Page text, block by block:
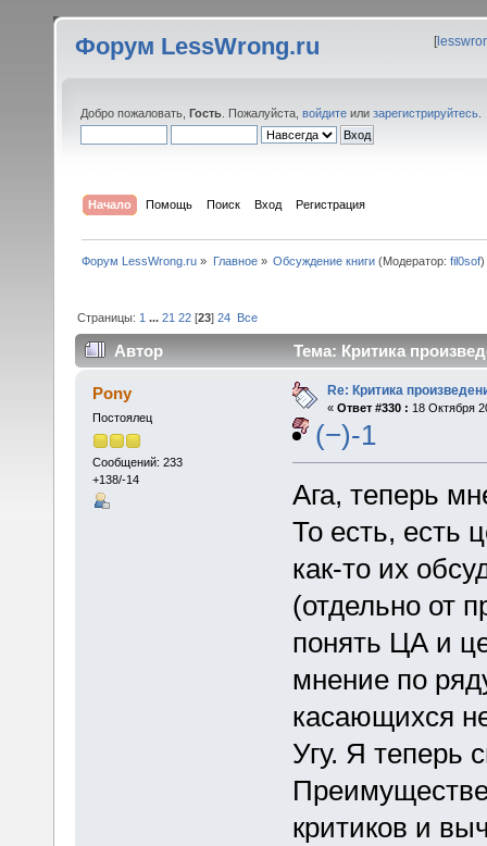
Форум LessWrong.ru [
Добро пожаловать, Гость . Пожалуйста, войдите или зарегистрируйтесь
Начало Помощь Поиск Вход Регистрация
Форум LessWrong.ru » Главное» Обсуждение книги(Модератор: fil0sof)
Страницы: 1 ...21 22 [23]24 Все
Автор Тема: Критика
Pony
Постоялец
Сообщений: 233
+138/-14
Re: Критика
« Ответ #330 : 18 Октября
(−)-1
Ага, теперь
То есть, есть
как-то их
(отдельно от
понять ЦА и
мнение по
касающихся
Угу. Я теперь
критиков и